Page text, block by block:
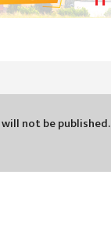
not be published.